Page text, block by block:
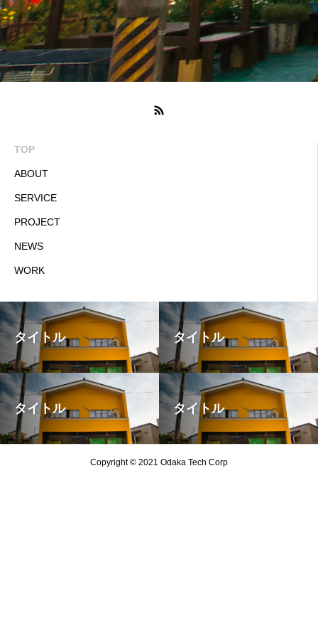
TOP
ABOUT
SERVICE
PROJECT
NEWS
WORK
タイトル タイトル
タイトル タイトル
Copyright © 2021 Odaka Tech Corp